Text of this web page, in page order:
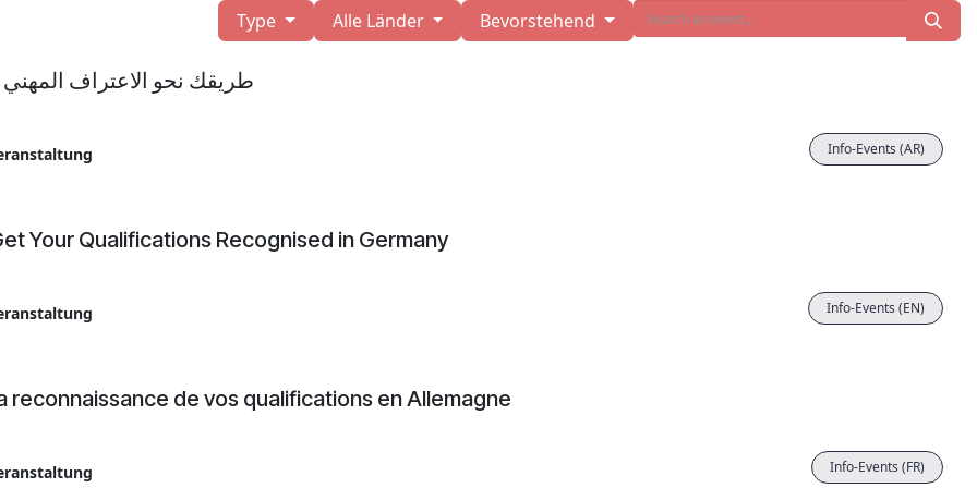
Type Alle Länder Bevorstehend
طريقك نحو الاعتراف المهني
Info-Events (AR)
Your Qualifications Recognised in Germany
Info-Events (EN)
reconnaissance de vos qualifications en Allemagne
Info-Events (FR)